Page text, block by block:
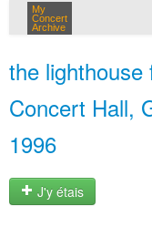
My
Concert
Archive
the lighthouse
Concert Hall,
1996
J'y étais